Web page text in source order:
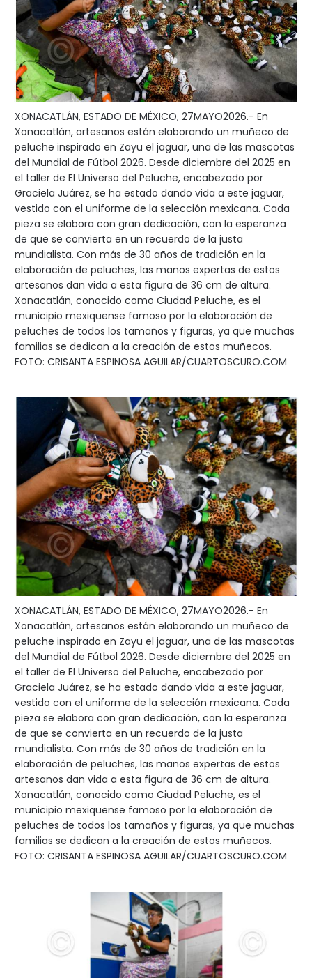
XONACATLÁN, ESTADO DE MÉXICO, 27MAYO2026.- En
Xonacatlán, artesanos están elaborando un muñeco de
peluche inspirado en Zayu el jaguar, una de las mascotas
del Mundial de Fútbol 2026. Desde diciembre del 2025 en
el taller de El Universo del Peluche, encabezado por
Graciela Juárez, se ha estado dando vida a este jaguar,
vestido con el uniforme de la selección mexicana. Cada
pieza se elabora con gran dedicación, con la esperanza
de que se convierta en un recuerdo de la justa
mundialista. Con más de 30 años de tradición en la
elaboración de peluches, las manos expertas de estos
artesanos dan vida a esta figura de 36 cm de altura.
Xonacatlán, conocido como Ciudad Peluche, es el
municipio mexiquense famoso por la elaboración de
peluches de todos los tamaños y figuras, ya que muchas
familias se dedican a la creación de estos muñecos.
FOTO: CRISANTA ESPINOSA AGUILAR/CUARTOSCURO.COM
XONACATLÁN, ESTADO DE MÉXICO, 27MAYO2026.- En
Xonacatlán, artesanos están elaborando un muñeco de
peluche inspirado en Zayu el jaguar, una de las mascotas
del Mundial de Fútbol 2026. Desde diciembre del 2025 en
el taller de El Universo del Peluche, encabezado por
Graciela Juárez, se ha estado dando vida a este jaguar,
vestido con el uniforme de la selección mexicana. Cada
pieza se elabora con gran dedicación, con la esperanza
de que se convierta en un recuerdo de la justa
mundialista. Con más de 30 años de tradición en la
elaboración de peluches, las manos expertas de estos
artesanos dan vida a esta figura de 36 cm de altura.
Xonacatlán, conocido como Ciudad Peluche, es el
municipio mexiquense famoso por la elaboración de
peluches de todos los tamaños y figuras, ya que muchas
familias se dedican a la creación de estos muñecos.
FOTO: CRISANTA ESPINOSA AGUILAR/CUARTOSCURO.COM